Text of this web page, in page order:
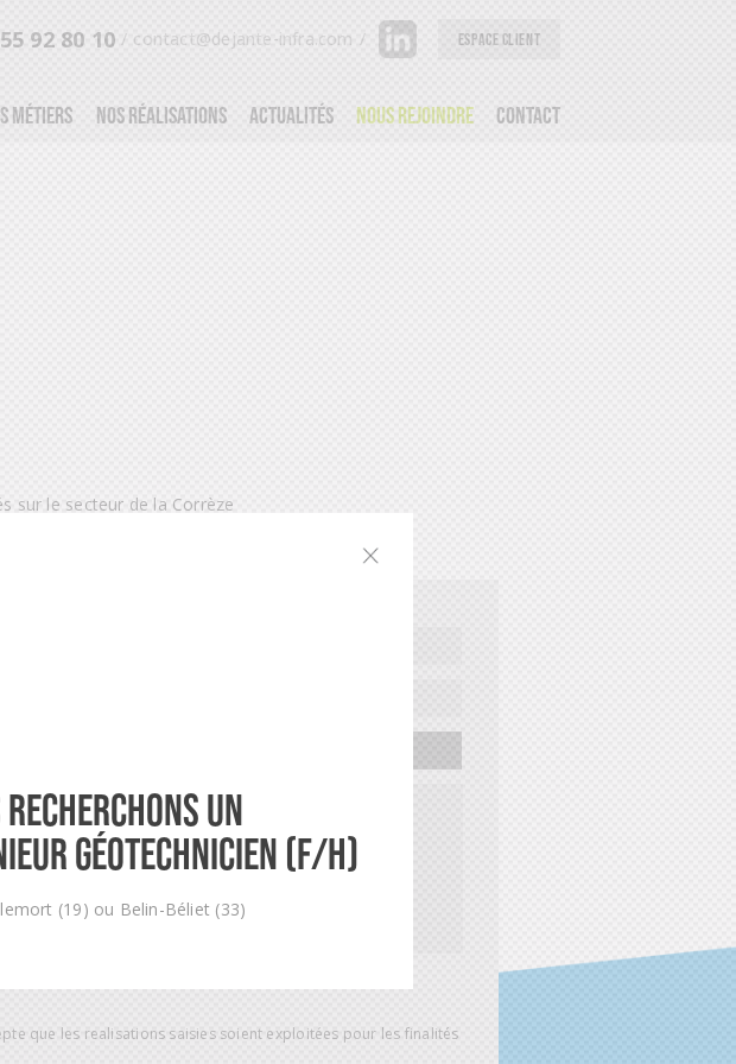
92 80 10 / contact@dejante-infra.com / ESPACE CLIENT
métiers Nos réalisations Actualités Nous rejoindre Contact
sur le secteur de la Corrèze
que les realisations saisies soient exploitées pour les finalités
recherchons un
géotechnicien (F/H)
(19) ou Belin-Béliet (33)